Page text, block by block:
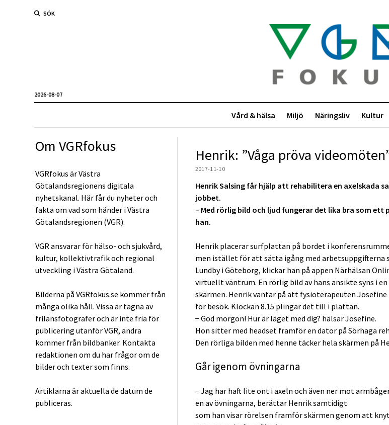
SÖK
2026-08-07
Vård & hälsa Miljö Näringsliv Kultur
Om VGRfokus
VGRfokus är Västra
Götalandsregionens digitala
nyhetskanal. Här får du nyheter och
fakta om vad som händer i Västra
Götalandsregionen (VGR).
VGR ansvarar för hälso- och sjukvård,
kultur, kollektivtrafik och regional
utveckling i Västra Götaland.
Bilderna på VGRfokus.se kommer från
många olika håll. Vissa är tagna av
frilansfotografer och är inte fria för
publicering utanför VGR, andra
kommer från bildbanker. Kontakta
redaktionen om du har frågor om de
bilder och texter som finns.
Artiklarna är aktuella de datum de
publiceras.
Henrik: ”Våga pröva
2017-11-10
Henrik Salsing får hjälp att rehabilitera en axelskada
jobbet.
− Med rörlig bild och ljud fungerar det lika bra som
han.
Henrik placerar surfplattan på bordet i
men istället för att sätta igång med arbetsuppgifterna
Lundby i Göteborg, klickar han på appen Närhälsan
virtuellt väntrum. En rörlig bild av hans ansikte syns i
skärmen. Henrik väntar på att fysioterapeuten
för besök. Klockan 8.15 plingar det till i plattan.
− God morgon! Hur är läget med dig? hälsar Josefine.
Hon sitter med headset framför en dator på Sörhaga
Den rörliga bilden med henne täcker hela skärmen på
Går igenom övningarna
− Jag har haft lite ont i axeln och även ner mot
en av övningarna, berättar Henrik samtidigt
som han visar rörelsen framför skärmen genom att